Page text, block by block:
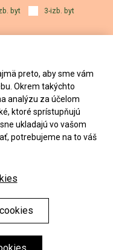
byt 3-izb. byt
ALVY
osobných údajov.
preto, aby sme vám
Okrem takýchto
analýzu za účelom
ktoré sprístupňujú
ukladajú vo vašom
potrebujeme na to váš